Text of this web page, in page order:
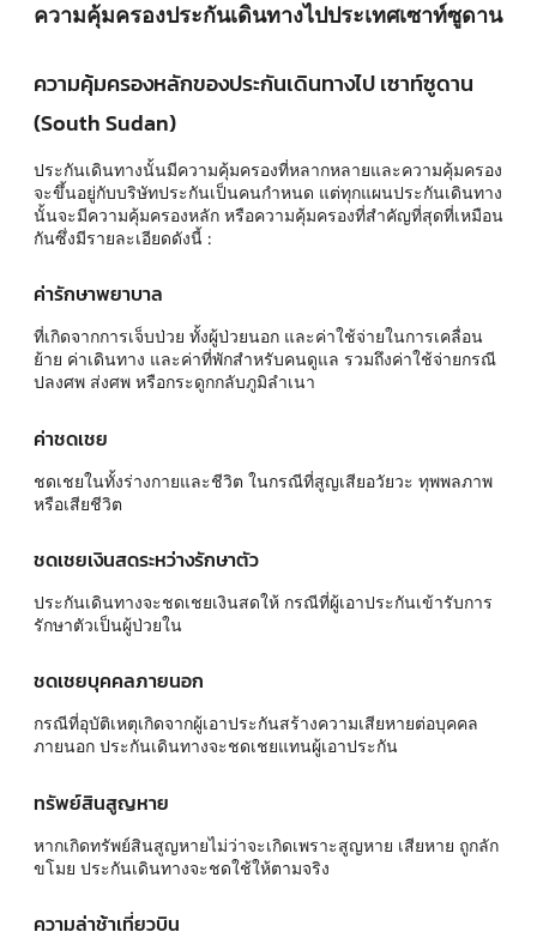
ความคุ้มครองประกันเดินทางไปประเทศเซาท์ซูดาน
ความคุ้มครองหลักของประกันเดินทางไป เซาท์ซูดาน
(South Sudan)
ประกันเดินทางนั้นมีความคุ้มครองที่หลากหลายและความคุ้มครอง
จะขึ้นอยู่กับบริษัทประกันเป็นคนกำหนด แต่ทุกแผนประกันเดินทาง
นั้นจะมีความคุ้มครองหลัก หรือความคุ้มครองที่สำคัญที่สุดที่เหมือน
กันซึ่งมีรายละเอียดดังนี้ :
ค่ารักษาพยาบาล
ที่เกิดจากการเจ็บป่วย ทั้งผู้ป่วยนอก และค่าใช้จ่ายในการเคลื่อน
ย้าย ค่าเดินทาง และค่าที่พักสำหรับคนดูแล รวมถึงค่าใช้จ่ายกรณี
ปลงศพ ส่งศพ หรือกระดูกกลับภูมิลำเนา
ค่าชดเชย
ชดเชยในทั้งร่างกายและชีวิต ในกรณีที่สูญเสียอวัยวะ ทุพพลภาพ
หรือเสียชีวิต
ชดเชยเงินสดระหว่างรักษาตัว
ประกันเดินทางจะชดเชยเงินสดให้ กรณีที่ผู้เอาประกันเข้ารับการ
รักษาตัวเป็นผู้ป่วยใน
ชดเชยบุคคลภายนอก
กรณีที่อุบัติเหตุเกิดจากผู้เอาประกันสร้างความเสียหายต่อบุคคล
ภายนอก ประกันเดินทางจะชดเชยแทนผู้เอาประกัน
ทรัพย์สินสูญหาย
หากเกิดทรัพย์สินสูญหายไม่ว่าจะเกิดเพราะสูญหาย เสียหาย ถูกลัก
ขโมย ประกันเดินทางจะชดใช้ให้ตามจริง
ความล่าช้าเที่ยวบิน